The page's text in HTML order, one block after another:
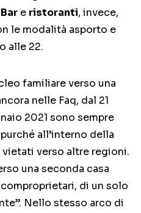
Bar e ristoranti, invece,
le modalità asporto e
alle 22.
familiare verso una
nelle Faq, dal 21
2021 sono sempre
all’interno della
verso altre regioni.
una seconda casa
di un solo
Nello stesso arco di